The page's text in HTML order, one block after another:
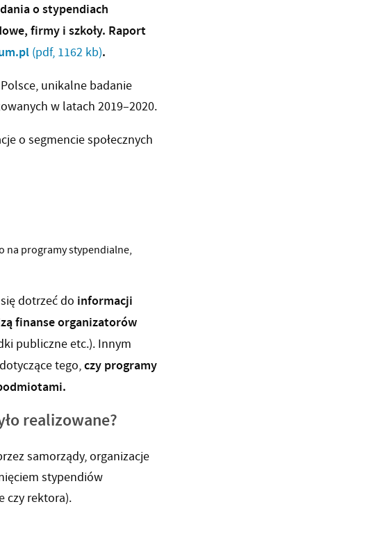
o stypendiach
firmy i szkoły. Raport
(pdf, 1162 kb).
unikalne badanie
w latach 2019–2020.
o segmencie społecznych
na programy stypendialne,
dotrzeć do informacji
finanse organizatorów
publiczne etc.). Innym
tego,czy programy
realizowane?
samorządy, organizacje
stypendiów
czy rektora).